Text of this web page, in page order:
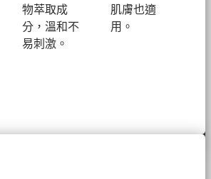
物萃取成
分，溫和不
易刺激。
肌膚也適
用。